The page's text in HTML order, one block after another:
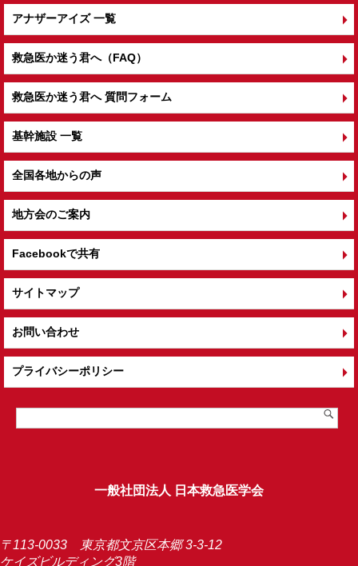
アナザーアイズ 一覧
救急医か迷う君へ（FAQ）
救急医か迷う君へ 質問フォーム
基幹施設 一覧
全国各地からの声
地方会のご案内
Facebookで共有
サイトマップ
お問い合わせ
プライバシーポリシー
一般社団法人 日本救急医学会
〒113-0033 東京都文京区本郷 3-3-12
ケイズビルディング3階